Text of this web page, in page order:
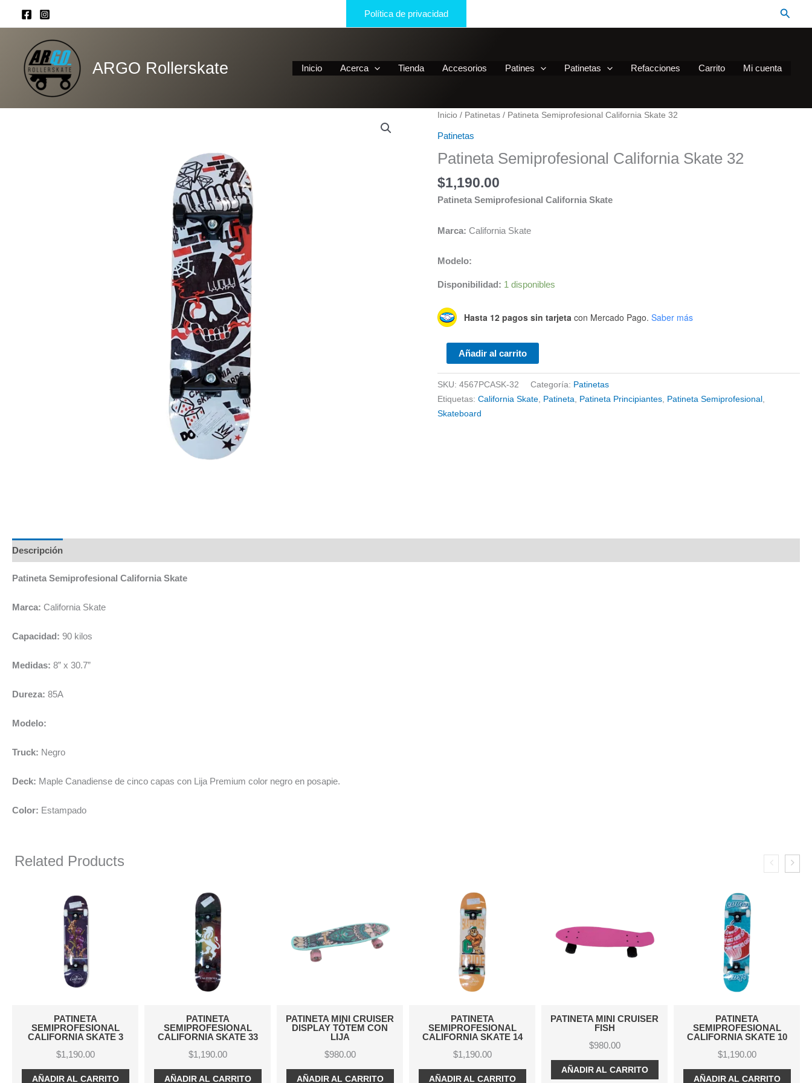
Política de privacidad
ARGO Rollerskate Inicio Acerca Tienda Accesorios Patines Patinetas Refacciones Carrito Mi cuenta
Inicio / Patinetas / Patineta Semiprofesional California Skate 32
Patinetas
Patineta Semiprofesional California Skate 32
$1,190.00
Patineta Semiprofesional California Skate
Marca: California Skate
Modelo:
Disponibilidad: 1 disponibles
Hasta 12 pagos sin tarjeta con Mercado Pago. Saber más
Patineta
Semiprofesional
Añadir al carrito
SKU:4567PCASK-32 Categoría: Patinetas
Etiquetas:California Skate, Patineta, Patineta Principiantes, Patineta Semiprofesional ,
Skateboard
Descripción
Patineta Semiprofesional California Skate
Marca: California Skate
Capacidad: 90 kilos
Medidas: 8” x 30.7”
Dureza: 85A
Modelo:
Truck: Negro
Deck: Maple Canadiense de cinco capas con Lija Premium color negro en posapie.
Color: Estampado
Related Products
PATINETA
SEMIPROFESIONAL
CALIFORNIA SKATE 33
$1,190.00
AÑADIR AL CARRITO
PATINETA MINI CRUISER
DISPLAY TÓTEM CON
LIJA
$980.00
AÑADIR AL CARRITO
PATINETA
SEMIPROFESIONAL
CALIFORNIA SKATE 14
$1,190.00
AÑADIR AL CARRITO
PATINETA MINI CRUISER
FISH
AÑADIR AL CARRITO
PATINETA
SEMIPROFESIONAL
AÑADIR AL CARRITO
PATINETA
SEMIPROFESIONAL
CALIFORNIA SKATE 7
$1,190.00
AÑADIR AL CARRITO